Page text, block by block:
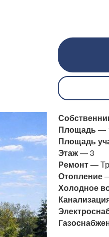
Площадь—
Площадь
Этаж— 3
Ремонт—
Отопление
Холодное